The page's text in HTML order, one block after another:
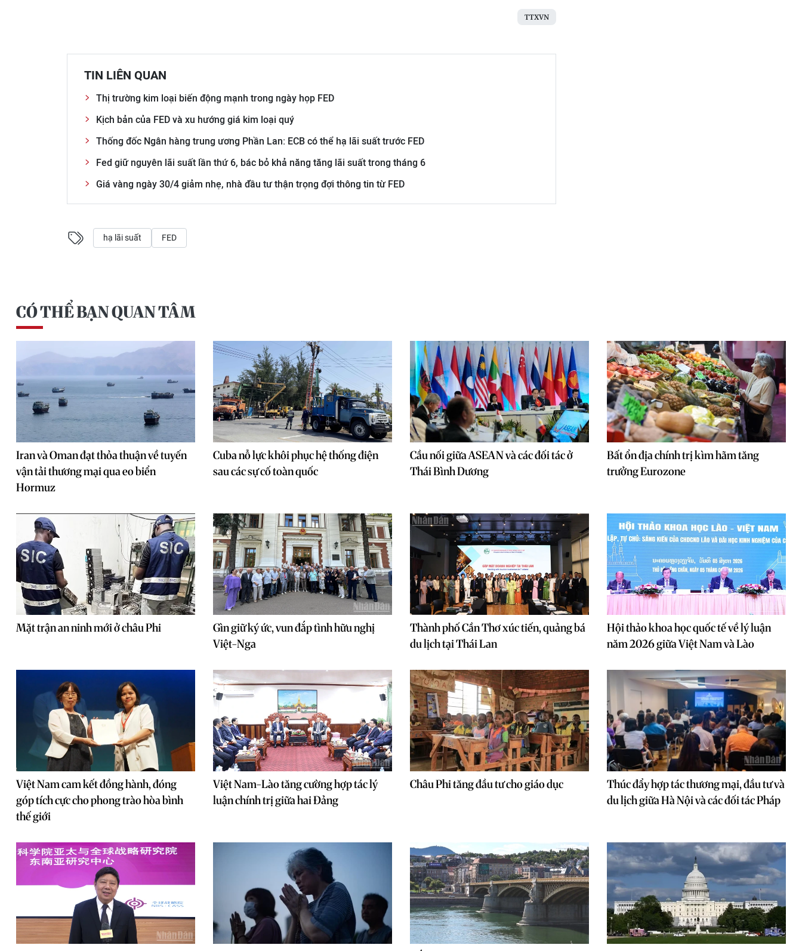
TTXVN
TIN LIÊN QUAN
Thị trường kim loại biến động mạnh trong ngày họp FED
Kịch bản của FED và xu hướng giá kim loại quý
Thống đốc Ngân hàng trung ương Phần Lan: ECB có thể hạ lãi suất trước FED
Fed giữ nguyên lãi suất lần thứ 6, bác bỏ khả năng tăng lãi suất trong tháng 6
Giá vàng ngày 30/4 giảm nhẹ, nhà đầu tư thận trọng đợi thông tin từ FED
hạ lãi suất FED
CÓ THỂ BẠN QUAN TÂM
Iran và Oman đạt thỏa thuận về tuyến
vận tải thương mại qua eo biển
Hormuz
Cuba nỗ lực khôi phục hệ thống điện
sau các sự cố toàn quốc
Cầu nối giữa ASEAN và các đối tác ở
Thái Bình Dương
Bất ổn địa chính trị kìm hãm tăng
trưởng Eurozone
Mặt trận an ninh mới ở châu Phi
Gìn giữ ký ức, vun đắp tình hữu nghị
Việt-Nga
Thành phố Cần Thơ xúc tiến, quảng bá
du lịch tại Thái Lan
Hội thảo khoa học quốc tế về lý luận
năm 2026 giữa Việt Nam và Lào
Việt Nam cam kết đồng hành, đóng
góp tích cực cho phong trào hòa bình
thế giới
Việt Nam-Lào tăng cường hợp tác lý
luận chính trị giữa hai Đảng
Châu Phi tăng đầu tư cho giáo dục
Thúc đẩy hợp tác thương mại, đầu tư và
du lịch giữa Hà Nội và các đối tác Pháp